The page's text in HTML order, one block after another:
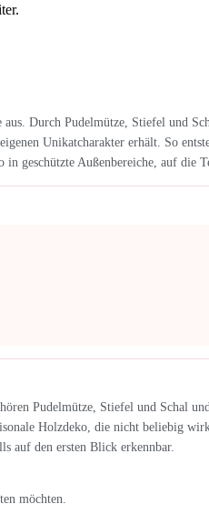
aus. Durch Pudelmütze, Stiefel und
Unikatcharakter erhält. So
Außenbereiche, auf die
Pudelmütze, Stiefel und Schal
Holzdeko, die nicht beliebig
auf den ersten Blick erkennbar.
möchten.